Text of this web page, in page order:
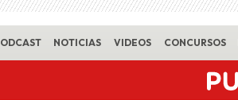
NOTICIAS VIDEOS CONCURSOS